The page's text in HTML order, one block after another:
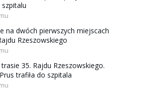
na dwóch pierwszych miejscach
Rzeszowskiego
35. Rajdu Rzeszowskiego.
trafiła do szpitala